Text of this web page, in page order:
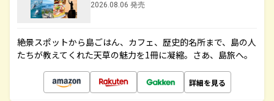
2026.08.06 発売
絶景スポットから島ごはん、カフェ、歴史的名所まで、島の人
たちが教えてくれた天草の魅力を1冊に凝縮。さあ、島旅へ。
詳細を見る